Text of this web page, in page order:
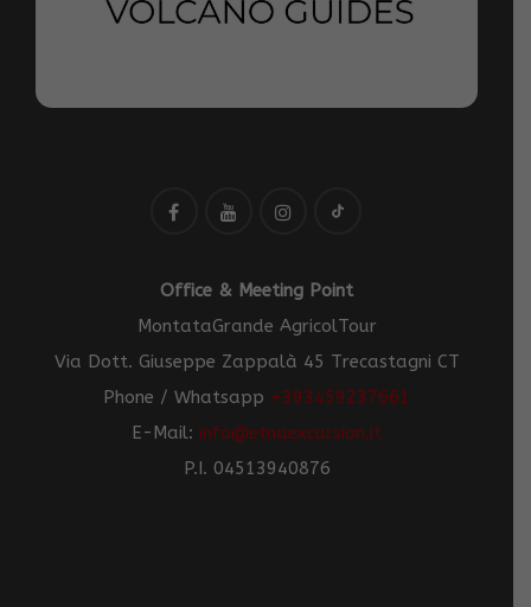
Office & Meeting Point
MontataGrande AgricolTour
Via Dott. Giuseppe Zappalà 45 Trecastagni CT
Phone / Whatsapp +393459237661
E-Mail: info@etnaexcursion.it
P.I. 04513940876